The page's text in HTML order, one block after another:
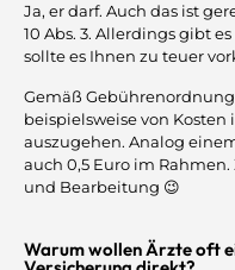
Ja, er darf. Auch das ist
10 Abs. 3. Allerdings gibt
sollte es Ihnen zu teuer
Gemäß
beispielsweise von Kosten
auszugehen. Analog
auch 0,5 Euro im
und Bearbeitung 😉
Warum wollen Ärzte oft